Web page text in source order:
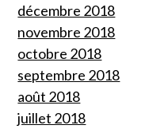
décembre 2018
novembre 2018
octobre 2018
septembre 2018
août 2018
juillet 2018